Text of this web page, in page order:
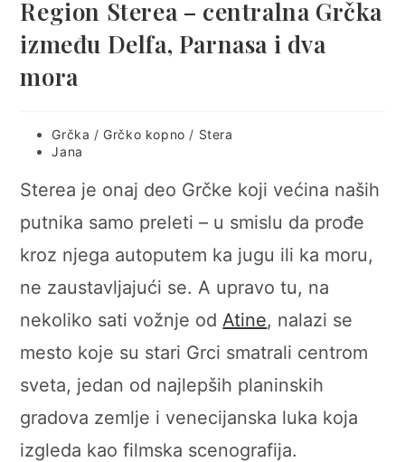
Region Sterea – centralna Grčka
između Delfa, Parnasa i dva
mora
Post
category:
Grčka / Grčko kopno / Stera
Post
Jana
Sterea je onaj deo Grčke koji većina naših
putnika samo preleti – u smislu da prođe
kroz njega autoputem ka jugu ili ka moru,
ne zaustavljajući se. A upravo tu, na
nekoliko sati vožnje odAtine, nalazi se
mesto koje su stari Grci smatrali centrom
sveta, jedan od najlepših planinskih
gradova zemlje i venecijanska luka koja
izgleda kao filmska scenografija.